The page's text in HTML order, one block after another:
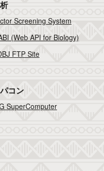
Screening System
(Web API for Biology)
FTP Site
コン
SuperComputer